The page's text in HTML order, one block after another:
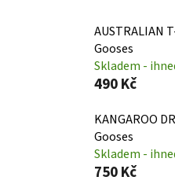
AUSTRALIAN
Gooses
Skladem -
490 Kč
KANGAROO
Gooses
Skladem -
750 Kč